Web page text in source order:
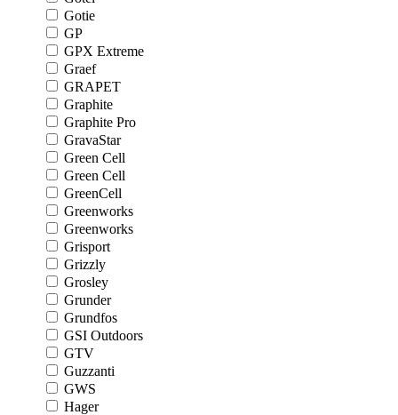
Gotie
GP
GPX Extreme
Graef
GRAPET
Graphite
Graphite Pro
GravaStar
Green Cell
Green Cell
GreenCell
Greenworks
Greenworks
Grisport
Grizzly
Grosley
Grunder
Grundfos
GSI Outdoors
GTV
Guzzanti
GWS
Hager